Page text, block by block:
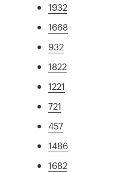
1932
1668
932
1822
1221
721
457
1486
1682